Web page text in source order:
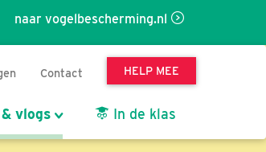
naar vogelbescherming.nl
Contact HELP MEE
vlogs In de klas